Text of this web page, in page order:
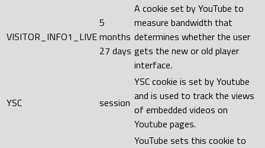
VISITOR_INFO1_LIVE
5
months
27 days
A cookie set by YouTube to
measure bandwidth that
determines whether the user
gets the new or old player
interface.
YSC session
YSC cookie is set by Youtube
and is used to track the views
of embedded videos on
Youtube pages.
YouTube sets this cookie to